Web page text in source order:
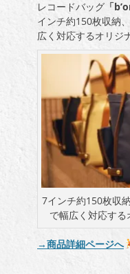
レコードバッグ 「
インチ約150枚収納
広く対応するオリジ
7インチ約150枚収
で幅広く対応する
→商品詳細ページへ